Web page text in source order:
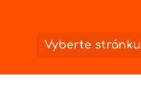
Vyberte stránku